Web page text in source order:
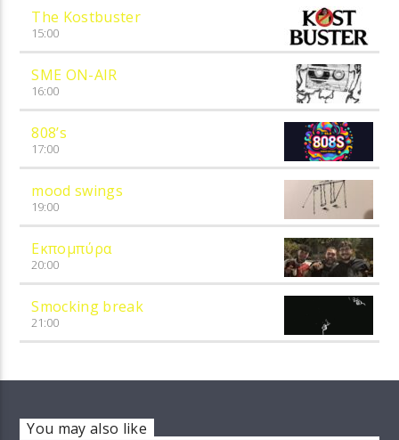
The Kostbuster
15:00
SME ON-AIR
16:00
808’s
17:00
mood swings
19:00
Εκπομπύρα
20:00
Smocking break
21:00
You may also like